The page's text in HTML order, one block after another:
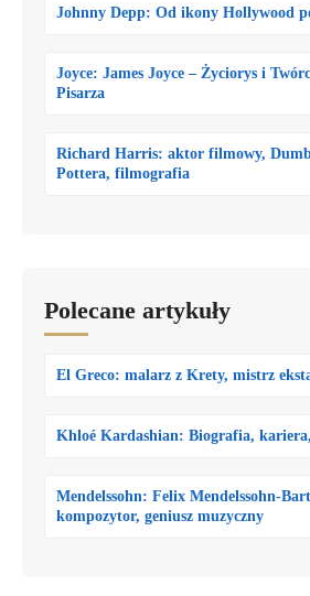
Johnny Depp: Od ikony Hollywood
Joyce: James Joyce – Życiorys i
Pisarza
Richard Harris: aktor filmowy,
Pottera, filmografia
Polecane artykuły
El Greco: malarz z Krety, mistrz
Khloé Kardashian: Biografia,
Mendelssohn: Felix Mendelssohn-
kompozytor, geniusz muzyczny